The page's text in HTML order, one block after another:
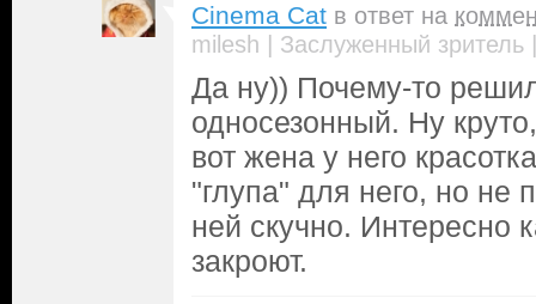
Cinema Cat в ответ на
milesh | Заслуженный зритель
Да ну)) Почему‐то
односезонный. Ну
вот жена у него
"глупа" для него, но не
ней скучно. Интересно
закроют.